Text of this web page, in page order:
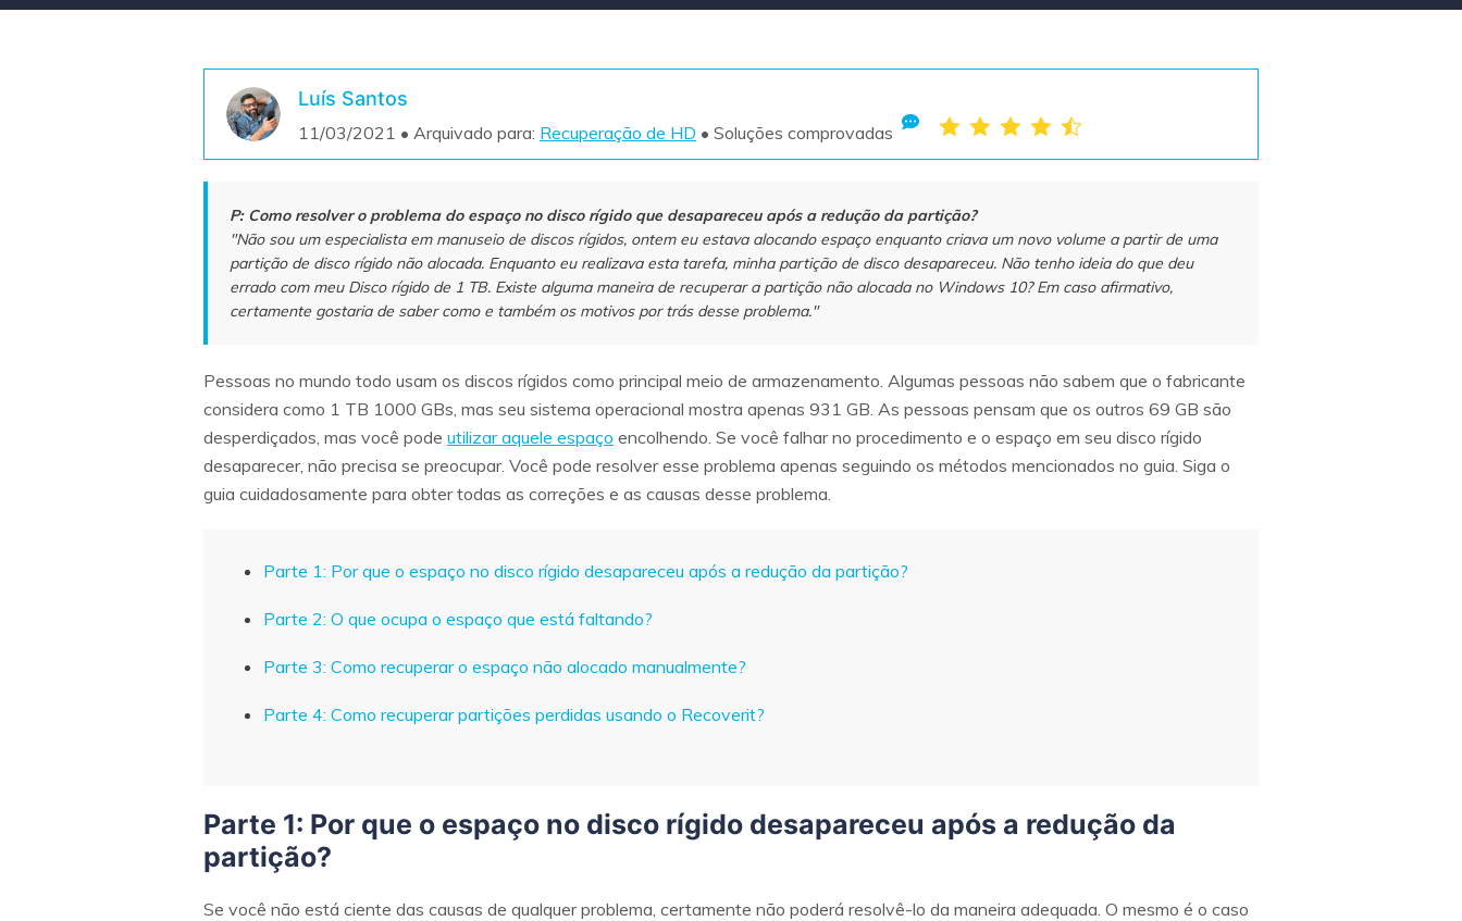
Luís Santos
11/03/2021 • Arquivado para: Recuperação de HD • Soluções comprovadas
P: Como resolver o problema do espaço no disco rígido que desapareceu após a redução da partição?
"Não sou um especialista em manuseio de discos rígidos, ontem eu estava alocando espaço enquanto criava um novo volume a partir de uma
partição de disco rígido não alocada. Enquanto eu realizava esta tarefa, minha partição de disco desapareceu. Não tenho ideia do que deu
errado com meu Disco rígido de 1 TB. Existe alguma maneira de recuperar a partição não alocada no Windows 10? Em caso afirmativo,
certamente gostaria de saber como e também os motivos por trás desse problema."
Pessoas no mundo todo usam os discos rígidos como principal meio de armazenamento. Algumas pessoas não sabem que o fabricante
considera como 1 TB 1000 GBs, mas seu sistema operacional mostra apenas 931 GB. As pessoas pensam que os outros 69 GB são
desperdiçados, mas você pode utilizar aquele espaço encolhendo. Se você falhar no procedimento e o espaço em seu disco rígido
desaparecer, não precisa se preocupar. Você pode resolver esse problema apenas seguindo os métodos mencionados no guia. Siga o
guia cuidadosamente para obter todas as correções e as causas desse problema.
Parte 1: Por que o espaço no disco rígido desapareceu após a redução da partição?
Parte 2: O que ocupa o espaço que está faltando?
Parte 3: Como recuperar o espaço não alocado manualmente?
Parte 4: Como recuperar partições perdidas usando o Recoverit?
Parte 1: Por que o espaço no disco rígido desapareceu após a redução da
partição?
Se você não está ciente das causas de qualquer problema, certamente não poderá resolvê-lo da maneira adequada. O mesmo é o caso